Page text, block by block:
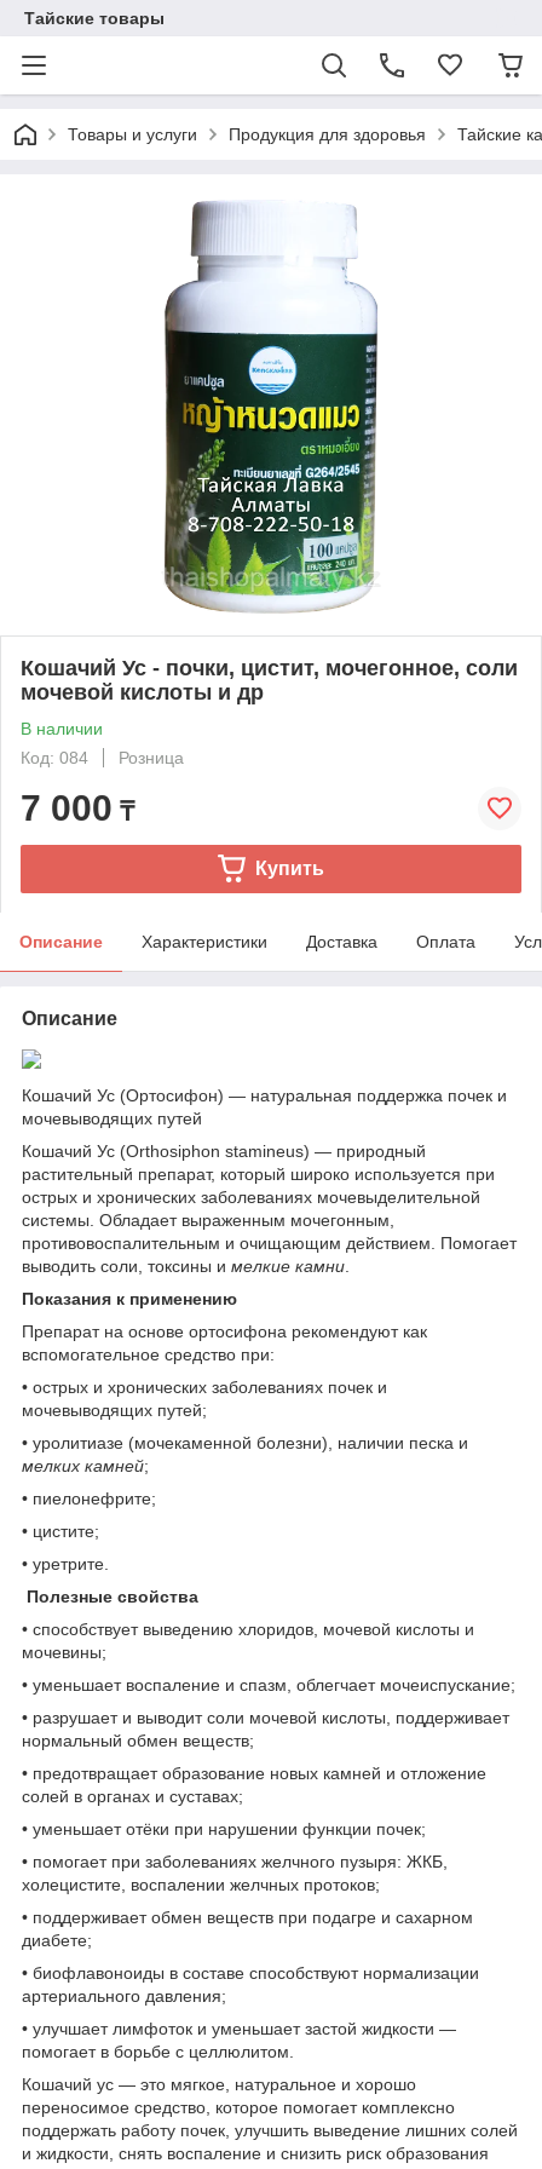
Тайские товары
Товары и услуги Продукция для здоровья Тайские
Кошачий Ус - почки, цистит, мочегонное, соли
мочевой кислоты и др
В наличии
Код: 084
Розница
7 000 ₸
Купить
Описание Характеристики Доставка Оплата
Описание
Кошачий Ус (Ортосифон) — натуральная поддержка почек и
мочевыводящих путей
Кошачий Ус (Orthosiphon stamineus) — природный
растительный препарат, который широко используется при
острых и хронических заболеваниях мочевыделительной
системы. Обладает выраженным мочегонным,
противовоспалительным и очищающим действием. Помогает
выводить соли, токсины и мелкие камни
Показания к применению
Препарат на основе ортосифона рекомендуют как
вспомогательное средство при:
• острых и хронических заболеваниях почек и
мочевыводящих путей;
• уролитиазе (мочекаменной болезни), наличии песка и
мелких камней;
• пиелонефрите;
• цистите;
• уретрите.
Полезные свойства
• способствует выведению хлоридов, мочевой кислоты и
мочевины;
• уменьшает воспаление и спазм, облегчает мочеиспускание;
• разрушает и выводит соли мочевой кислоты, поддерживает
нормальный обмен веществ;
• предотвращает образование новых камней и отложение
солей в органах и суставах;
• уменьшает отёки при нарушении функции почек;
• помогает при заболеваниях желчного пузыря: ЖКБ,
холецистите, воспалении желчных протоков;
• поддерживает обмен веществ при подагре и сахарном
диабете;
• биофлавоноиды в составе способствуют нормализации
артериального давления;
• улучшает лимфоток и уменьшает застой жидкости —
помогает в борьбе с целлюлитом.
Кошачий ус — это мягкое, натуральное и хорошо
переносимое средство, которое помогает комплексно
поддержать работу почек, улучшить выведение лишних солей
и жидкости, снять воспаление и снизить риск образования